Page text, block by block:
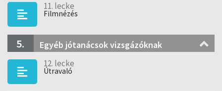
11. lecke
Filmnézés
5. Egyéb jótanácsok vizsgázóknak
12. lecke
Útravaló